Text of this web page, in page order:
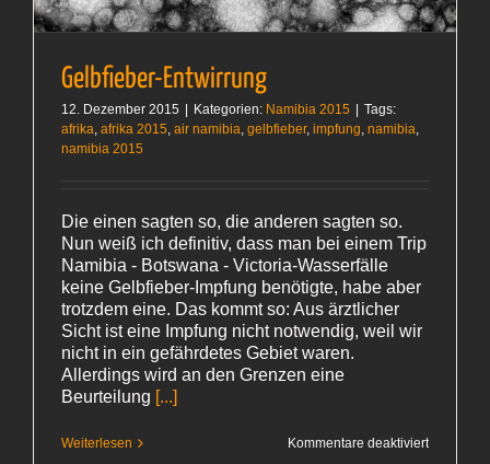
Gelbfieber-Entwirrung
12. Dezember 2015 Kategorien: Namibia 2015
Tags:
afrika, afrika 2015, air namibia, gelbfieber, impfung, namibia,
namibia 2015
Die einen sagten so, die anderen sagten so.
Nun weiß ich definitiv, dass man bei einem Trip
Namibia - Botswana - Victoria-Wasserfälle
keine Gelbfieber-Impfung benötigte, habe aber
trotzdem eine. Das kommt so: Aus ärztlicher
Sicht ist eine Impfung nicht notwendig, weil wir
nicht in ein gefährdetes Gebiet waren.
Allerdings wird an den Grenzen eine
Beurteilung [...]
Weiterlesen Kommentare deaktiviertfür